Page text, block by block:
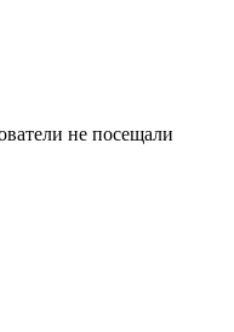
не посещали